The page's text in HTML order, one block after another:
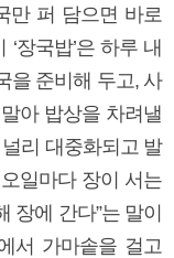
만 퍼 담으면 바로
장국밥’은 하루 내
을 준비해 두고, 사
아 밥상을 차려낼
리 대중화되고 발
일마다 장이 서는
장에 간다”는 말이
서 가마솥을 걸고